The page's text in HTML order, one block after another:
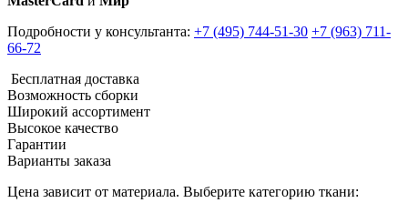
Подробности у консультанта: +7 (495) 744-51-30 +7 (963) 711-
66-72
Бесплатная доставка
Возможность сборки
Широкий ассортимент
Высокое качество
Гарантии
Варианты заказа
Цена зависит от материала. Выберите категорию ткани: